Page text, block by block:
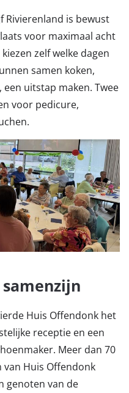
Rivierenland is bewust
voor maximaal acht
zelf welke dagen
samen koken,
uitstap maken. Twee
voor pedicure,
Huis Offendonk het
receptie en een
Meer dan 70
Huis Offendonk
genoten van de